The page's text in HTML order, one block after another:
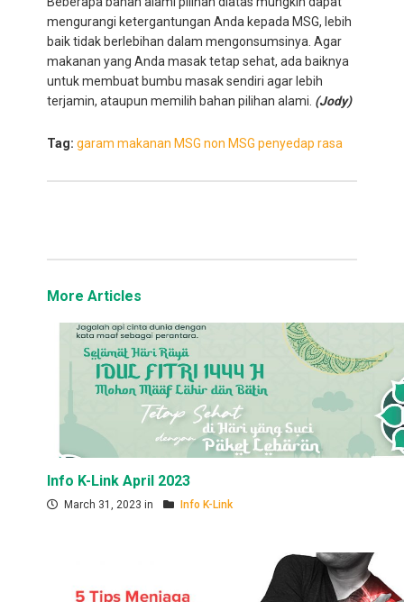
mengurangi ketergantungan Anda kepada MSG, lebih
baik tidak berlebihan dalam mengonsumsinya. Agar
makanan yang Anda masak tetap sehat, ada baiknya
untuk membuat bumbu masak sendiri agar lebih
terjamin, ataupun memilih bahan pilihan alami. (Jody)
Tag: garam makanan MSG non MSG penyedap rasa
More Articles
Info K-Link April 2023
March 31, 2023 in Info K-Link